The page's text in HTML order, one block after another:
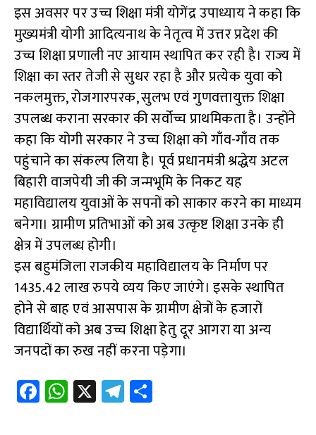
इस अवसर पर उच्च शिक्षा मंत्री योगेंद्र उपाध्याय ने कहा कि
मुख्यमंत्री योगी आदित्यनाथ के नेतृत्व में उत्तर प्रदेश की
उच्च शिक्षा प्रणाली नए आयाम स्थापित कर रही है। राज्य में
शिक्षा का स्तर तेजी से सुधर रहा है और प्रत्येक युवा को
नकलमुक्त, रोजगारपरक, सुलभ एवं गुणवत्तायुक्त शिक्षा
उपलब्ध कराना सरकार की सर्वोच्च प्राथमिकता है। उन्होंने
कहा कि योगी सरकार ने उच्च शिक्षा को गाँव-गाँव तक
पहुंचाने का संकल्प लिया है। पूर्व प्रधानमंत्री श्रद्धेय अटल
बिहारी वाजपेयी जी की जन्मभूमि के निकट यह
महाविद्यालय युवाओं के सपनों को साकार करने का माध्यम
बनेगा। ग्रामीण प्रतिभाओं को अब उत्कृष्ट शिक्षा उनके ही
क्षेत्र में उपलब्ध होगी।
इस बहुमंजिला राजकीय महाविद्यालय के निर्माण पर
1435.42 लाख रुपये व्यय किए जाएंगे। इसके स्थापित
होने से बाह एवं आसपास के ग्रामीण क्षेत्रों के हजारों
विद्यार्थियों को अब उच्च शिक्षा हेतु दूर आगरा या अन्य
जनपदों का रुख नहीं करना पड़ेगा।
Fa
ce
W
h
X Te
le